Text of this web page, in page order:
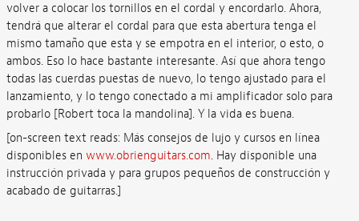
volver a colocar los tornillos en el cordal y encordarlo. Ahora,
tendrá que alterar el cordal para que esta abertura tenga el
mismo tamaño que esta y se empotra en el interior, o esto, o
ambos. Eso lo hace bastante interesante. Así que ahora tengo
todas las cuerdas puestas de nuevo, lo tengo ajustado para el
lanzamiento, y lo tengo conectado a mi amplificador solo para
probarlo [Robert toca la mandolina]. Y la vida es buena.
[on-screen text reads: Más consejos de lujo y cursos en línea
disponibles en www.obrienguitars.com. Hay disponible una
instrucción privada y para grupos pequeños de construcción y
acabado de guitarras.]